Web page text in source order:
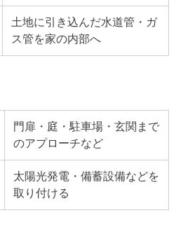
土地に引き込んだ水道管・ガ
ス管を家の内部へ
門扉・庭・駐車場・玄関まで
のアプローチなど
太陽光発電・備蓄設備などを
取り付ける